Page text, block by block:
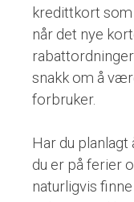
kredittkort som
når det nye
snakk om å
forbruker.
Har du
du er på ferier
naturligvis